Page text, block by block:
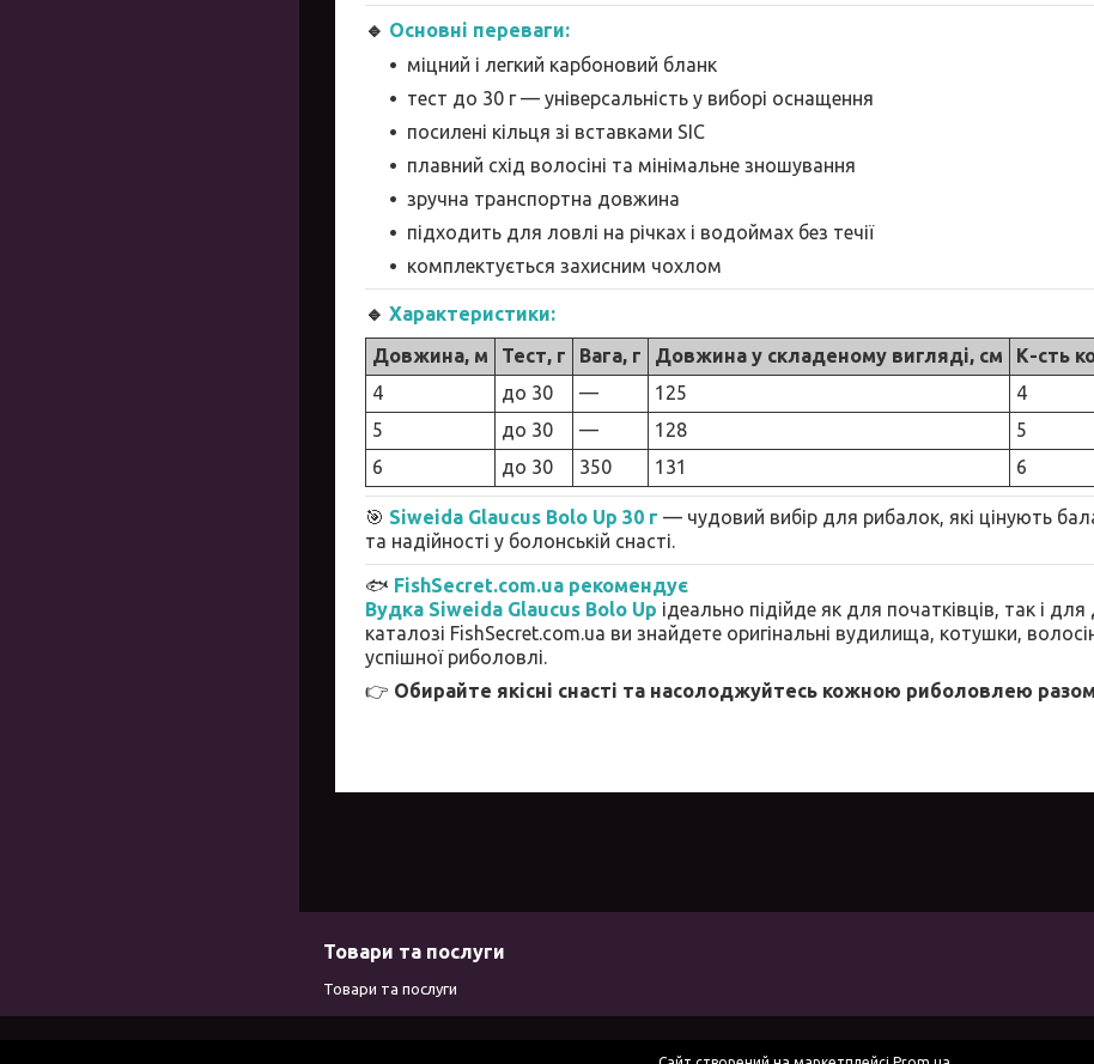
🔹 Основні переваги:
міцний і легкий карбоновий бланк
тест до 30 г — універсальність у виборі оснащення
посилені кільця зі вставками SIC
плавний схід волосіні та мінімальне зношування
зручна транспортна довжина
підходить для ловлі на річках і водоймах без течії
комплектується захисним чохлом
🔹 Характеристики:
Довжина, м
Тест, г Вага, г Довжина у складеному вигляді, см
К-сть
4
до 30 — 125
4
5
до 30 — 128
5
6
до 30 350 131 6
🎯 Siweida Glaucus Bolo Up 30 г — чудовий вибір для рибалок, які цінують
та надійності у болонській снасті.
🐟 FishSecret.com.ua рекомендує
Вудка Siweida Glaucus Bolo Up ідеально підійде як для початківців, так і
каталозі FishSecret.com.ua ви знайдете оригінальні вудилища, котушки,
успішної риболовлі.
👉 Обирайте якісні снасті та насолоджуйтесь кожною риболовлею разом
Товари та послуги
Товари та послуги